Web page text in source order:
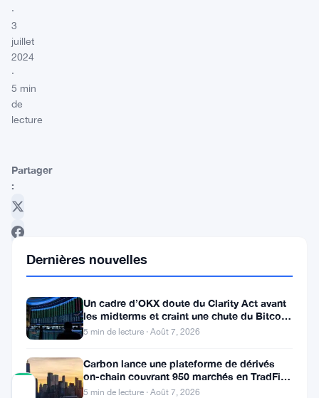
·
3
juillet
2024
·
5 min
de
lecture
Partager
:
Suivre sur Google News
COMMUNITY
Dernières nouvelles
Un cadre d’OKX doute du Clarity Act avant
les midterms et craint une chute du Bitcoin
à 55 000 $
5 min de lecture · Août 7, 2026
Carbon lance une plateforme de dérivés
on-chain couvrant 950 marchés en TradFi et
crypto
5 min de lecture · Août 7, 2026